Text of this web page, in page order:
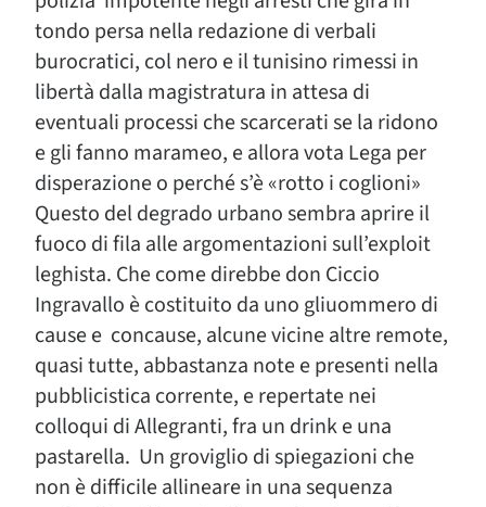
tondo persa nella redazione di verbali
burocratici, col nero e il tunisino rimessi in
libertà dalla magistratura in attesa di
eventuali processi che scarcerati se la ridono
e gli fanno marameo, e allora vota Lega per
disperazione o perché s’è «rotto i coglioni»
Questo del degrado urbano sembra aprire il
fuoco di fila alle argomentazioni sull’exploit
leghista. Che come direbbe don Ciccio
Ingravallo è costituito da uno gliuommero di
cause e concause, alcune vicine altre remote,
quasi tutte, abbastanza note e presenti nella
pubblicistica corrente, e repertate nei
colloqui di Allegranti, fra un drink e una
pastarella. Un groviglio di spiegazioni che
non è difficile allineare in una sequenza